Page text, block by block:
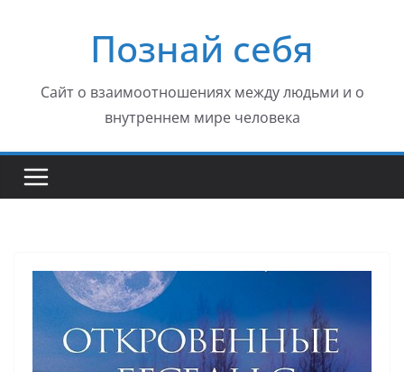
содержимомуПознай себя
Сайт о взаимоотношениях между людьми и о
внутреннем мире человека